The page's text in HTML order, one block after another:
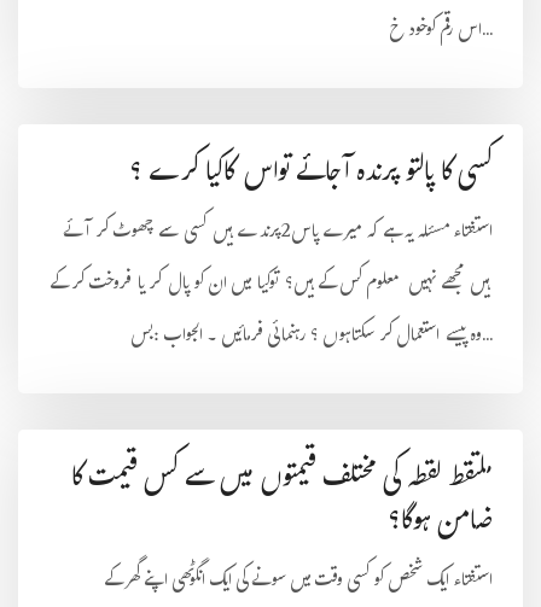
اس رقم کوخود خ...
کسی کا پالتو پرندہ آجائے تواس کاکیا کرے ؟
استفتاء مسئلہ یہ ہے کہ میرے پاس2پرندے ہیں کسی سے چھوٹ کر آئے
ہیں مجھے نہیں معلوم کس کے ہیں؟ توکیا میں ان کو پال کر یا فروخت کر کے
وہ پیسے استعمال کر سکتاہوں ؟ رہنمائی فرمائیں ۔ الجواب :بس...
ملتقط لقطہ کی مختلف قیمتوں میں سے کس قیمت کا
ضامن ہوگا؟
استفتاء ایک شخص کو کسی وقت میں سونے کی ایک انگوٹھی اپنے گھر کے